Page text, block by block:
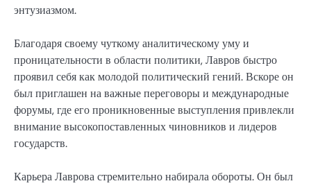
энтузиазмом.
Благодаря своему чуткому аналитическому уму и
проницательности в области политики, Лавров быстро
проявил себя как молодой политический гений. Вскоре он
был приглашен на важные переговоры и международные
форумы, где его проникновенные выступления привлекли
внимание высокопоставленных чиновников и лидеров
государств.
Карьера Лаврова стремительно набирала обороты. Он был